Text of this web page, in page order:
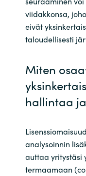
viidakkonsa,
eivät
taloudellisesti
Miten
hallintaa
analysoinnin
auttaa yritystäsi
termaamaan